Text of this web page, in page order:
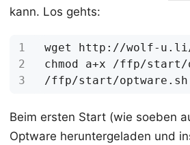
kann. Los gehts:
Beim ersten Start (wie soeben
Optware heruntergeladen und